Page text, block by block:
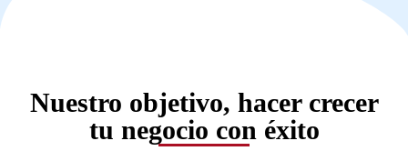
Nuestro objetivo, hacer crecer
tu negocio con éxito